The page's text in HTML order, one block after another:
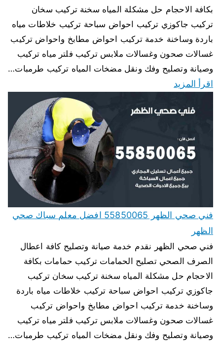
بكافة الاحجام حل مشكلة المياه سخنة تركيب سخان
تركيب جاكوزي تركيب احواض سباحة تركيب خلاطات مياه
باردة وساخنة خدمة تركيب احواض مطابخ واحواض تركيب
غسالات صحون وغسالات ملابس تركيب فلتر مياه تركيب
وصيانة وتصليح وفك ونقل مضخات المياه تركيب طرمبات…
اقرأ المزيد
فني صحي الظهر 55850065 افضل معلم سباك صحي
الظهر
فني صحي الظهر نقدم خدمة صيانة وتصليح كافة اعطال
الصرف الصحي تصليح الحمامات تركيب حمامات بكافة
الاحجام حل مشكلة المياه سخنة تركيب سخان تركيب
جاكوزي تركيب احواض سباحة تركيب خلاطات مياه باردة
وساخنة خدمة تركيب احواض مطابخ واحواض تركيب
غسالات صحون وغسالات ملابس تركيب فلتر مياه تركيب
وصيانة وتصليح وفك ونقل مضخات المياه تركيب طرمبات…